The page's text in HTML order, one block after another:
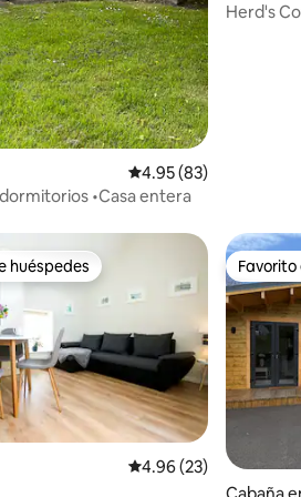
Calificación promedio:
4.95 (83)
•Casa entera
Herd's
huéspedes
huéspedes
Calificación
4.96 (23)